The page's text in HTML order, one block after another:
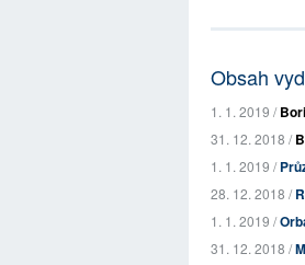
Obsah
1. 1. 2019 /
31. 12. 2018 /
1. 1. 2019 /
28. 12. 2018 /
1. 1. 2019 /
31. 12. 2018 /